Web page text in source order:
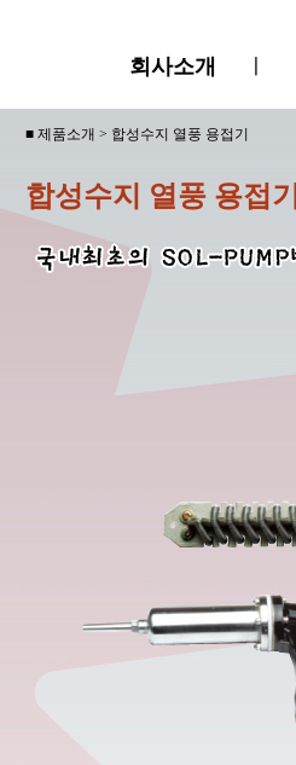
회사소개
■ 제품소개 > 합성수지 열풍 용접기
합성수지 열풍 용접기